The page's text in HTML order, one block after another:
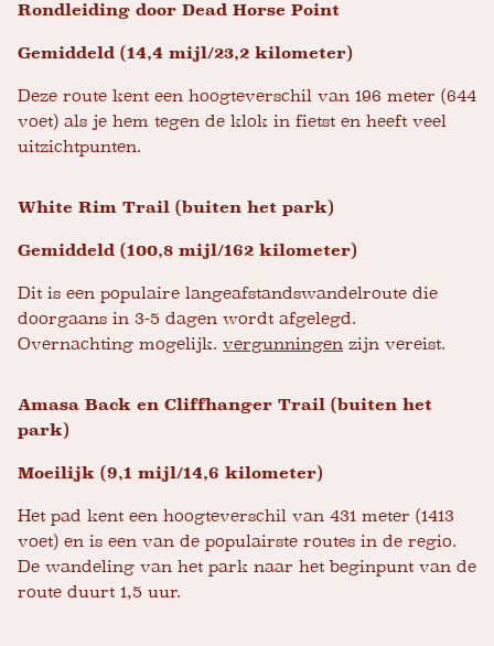
Rondleiding door Dead Horse Point
Gemiddeld (14,4 mijl/23,2 kilometer)
Deze route kent een hoogteverschil van 196 meter (644
voet) als je hem tegen de klok in fietst en heeft veel
uitzichtpunten.
White Rim Trail (buiten het park)
Gemiddeld (100,8 mijl/162 kilometer)
Dit is een populaire langeafstandswandelroute die
doorgaans in 3-5 dagen wordt afgelegd.
Overnachting mogelijk. vergunningen zijn vereist.
Amasa Back en Cliffhanger Trail (buiten het
park)
Moeilijk (9,1 mijl/14,6 kilometer)
Het pad kent een hoogteverschil van 431 meter (1413
voet) en is een van de populairste routes in de regio.
De wandeling van het park naar het beginpunt van de
route duurt 1,5 uur.